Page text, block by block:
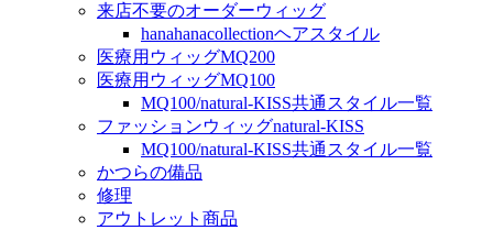
来店不要のオーダーウィッグ
hanahanacollectionヘアスタイル
医療用ウィッグMQ200
医療用ウィッグMQ100
MQ100/natural-KISS共通スタイル一覧
ファッションウィッグnatural-KISS
MQ100/natural-KISS共通スタイル一覧
かつらの備品
修理
アウトレット商品